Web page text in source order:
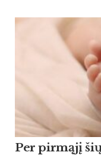
Per pirmąjį